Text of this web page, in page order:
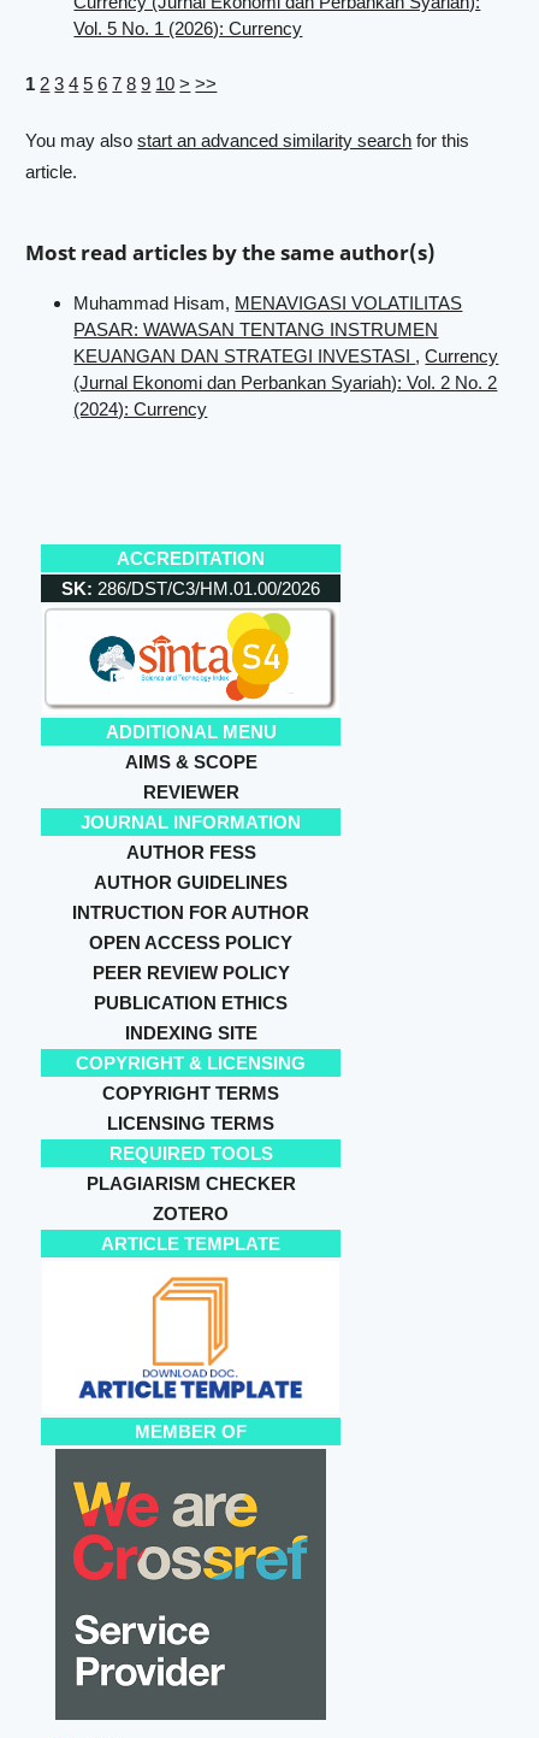
Vol. 5 No. 1 (2026): Currency
1 2 3 4 5 6 7 8 9 10 > >>
You may alsostart an advanced similarity search for this
article.
Most read articles by the same author(s)
Muhammad Hisam, MENAVIGASI VOLATILITAS
PASAR: WAWASAN TENTANG INSTRUMEN
KEUANGAN DAN STRATEGI INVESTASI ,Currency
(Jurnal Ekonomi dan Perbankan Syariah): Vol. 2 No. 2
(2024): Currency
ACCREDITATION
SK: 286/DST/C3/HM.01.00/2026
ADDITIONAL MENU
AIMS & SCOPE
REVIEWER
JOURNAL INFORMATION
AUTHOR FESS
AUTHOR GUIDELINES
INTRUCTION FOR AUTHOR
OPEN ACCESS POLICY
PEER REVIEW POLICY
PUBLICATION ETHICS
INDEXING SITE
COPYRIGHT & LICENSING
COPYRIGHT TERMS
LICENSING TERMS
REQUIRED TOOLS
PLAGIARISM CHECKER
ZOTERO
ARTICLE TEMPLATE
MEMBER OF